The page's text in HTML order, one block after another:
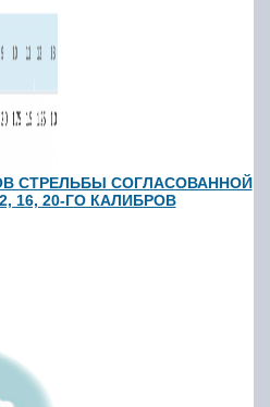
СТРЕЛЬБЫ СОГЛАСОВАННОЙ
16, 20-ГО КАЛИБРОВ